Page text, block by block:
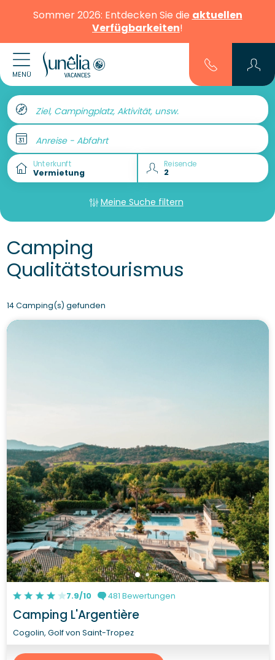
Sommer 2026: Entdecken Sie die aktuellen
Verfügbarkeiten!
MENÜ
Ziel, Campingplatz, Aktivität, unsw.
Anreise - Abfahrt
Unterkunft Reisende
Meine Suche filtern
Camping
Qualitätstourismus
14 Camping(s) gefunden
7.9/10 481 Bewertungen
Camping L'Argentière
Cogolin, Golf von Saint-Tropez